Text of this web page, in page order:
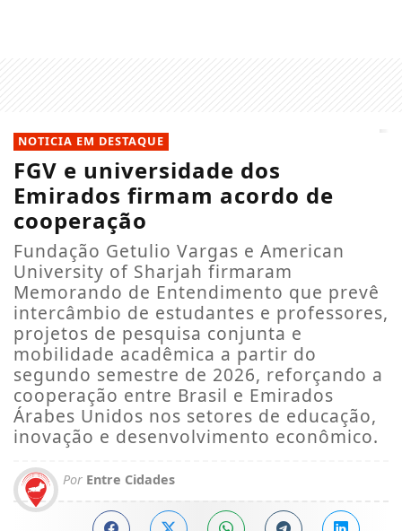
NOTICIA EM DESTAQUE
FGV e universidade dos
Emirados firmam acordo de
cooperação
Fundação Getulio Vargas e American
University of Sharjah firmaram
Memorando de Entendimento que prevê
intercâmbio de estudantes e professores,
projetos de pesquisa conjunta e
mobilidade acadêmica a partir do
segundo semestre de 2026, reforçando a
cooperação entre Brasil e Emirados
Árabes Unidos nos setores de educação,
inovação e desenvolvimento econômico.
Por Entre Cidades